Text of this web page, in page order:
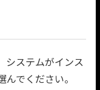
システムがインス
でください。